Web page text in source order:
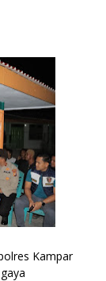
Kampar